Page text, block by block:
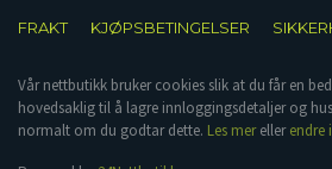
FRAKT KJØPSBETINGELSER
Vår nettbutikk bruker cookies slik at du får en
hovedsaklig til å lagre innloggingsdetaljer og
normalt om du godtar dette. Les merellerendre